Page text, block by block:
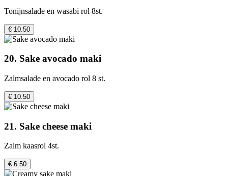
Tonijnsalade en wasabi rol 8st.
€ 10.50
20. Sake avocado maki
Zalmsalade en avocado rol 8 st.
€ 10.50
21. Sake cheese maki
Zalm kaasrol 4st.
€ 6.50